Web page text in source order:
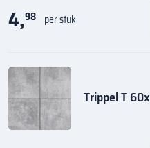
4,98 per stuk
Trippel T